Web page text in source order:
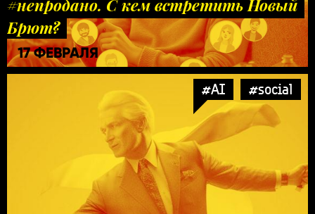
#непродано. С кем встретить Новый
Брют?
17 ФЕВРАЛЯ
#AI #social